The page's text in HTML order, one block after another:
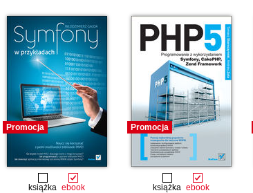
Promocja
książka ebook
Promocja
książka ebook